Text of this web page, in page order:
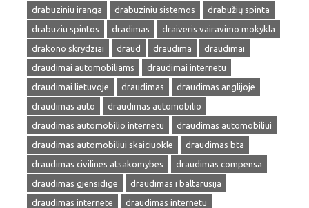
drabuziniu iranga
drabuziniu sistemos
drabužių spinta
drabuziu spintos
dradimas
draiveris vairavimo mokykla
drakono skrydziai
draud draudima
draudimai
draudimai automobiliams
draudimai internetu
draudimai lietuvoje
draudimas
draudimas anglijoje
draudimas auto
draudimas automobilio
draudimas automobilio internetu
draudimas automobiliui
draudimas automobiliui skaiciuokle
draudimas bta
draudimas civilines atsakomybes
draudimas compensa
draudimas gjensidige
draudimas i baltarusija
draudimas internete
draudimas internetu